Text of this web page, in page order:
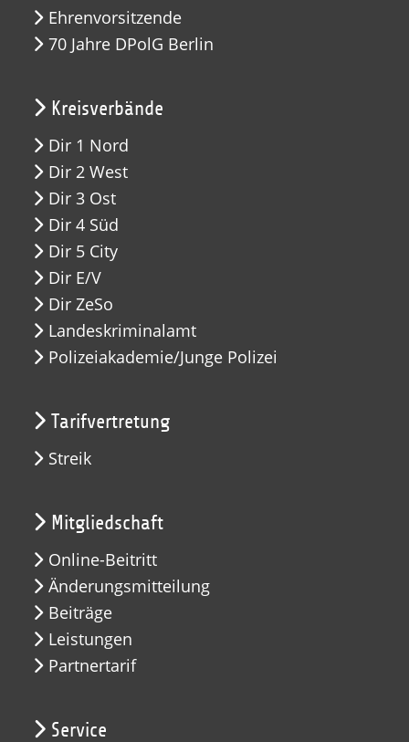
Ehrenvorsitzende
70 Jahre DPolG Berlin
Kreisverbände
Dir 1 Nord
Dir 2 West
Dir 3 Ost
Dir 4 Süd
Dir 5 City
Dir E/V
Dir ZeSo
Landeskriminalamt
Polizeiakademie/Junge Polizei
Tarifvertretung
Streik
Mitgliedschaft
Online-Beitritt
Änderungsmitteilung
Beiträge
Leistungen
Partnertarif
Service